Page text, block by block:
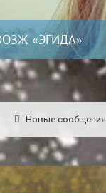
«ЭГИДА»
Новые сообщения